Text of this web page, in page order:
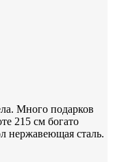
Много подарков
215 см богато
нержавеющая сталь.